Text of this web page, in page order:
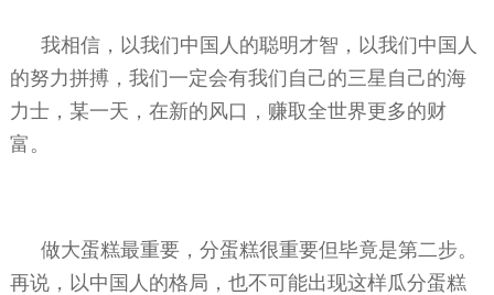
我相信，以我们中国人的聪明才智，以我们中国人
的努力拼搏，我们一定会有我们自己的三星自己的海
力士，某一天，在新的风口，赚取全世界更多的财
富。
做大蛋糕最重要，分蛋糕很重要但毕竟是第二步。
再说，以中国人的格局，也不可能出现这样瓜分蛋糕